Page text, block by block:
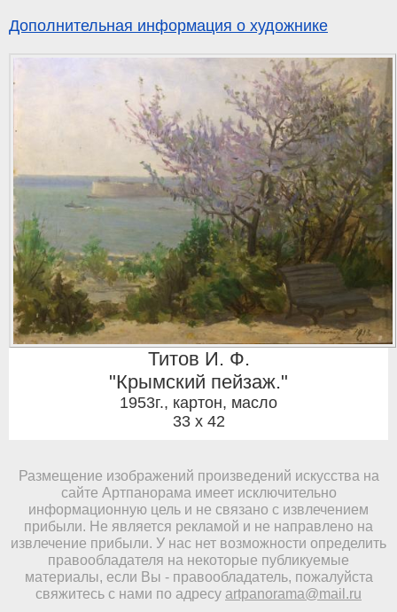
Дополнительная информация о художнике
Титов И. Ф.
"Крымский пейзаж."
1953г., картон, масло
33 x 42
Размещение изображений произведений искусства на
сайте Артпанорама имеет исключительно
информационную цель и не связано с извлечением
прибыли. Не является рекламой и не направлено на
извлечение прибыли. У нас нет возможности определить
правообладателя на некоторые публикуемые
материалы, если Вы - правообладатель, пожалуйста
свяжитесь с нами по адресу artpanorama@mail.ru